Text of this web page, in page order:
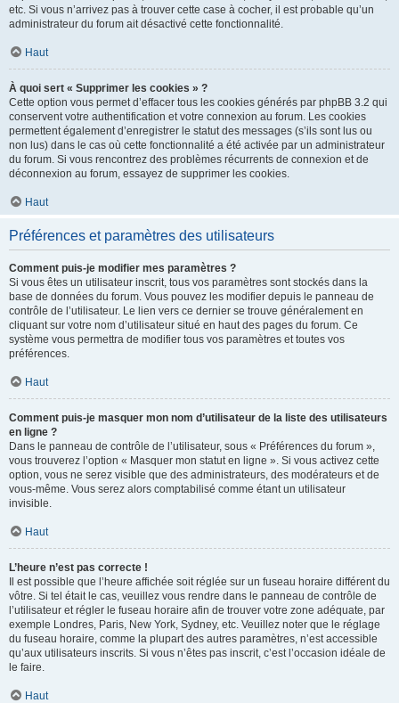
etc. Si vous n’arrivez pas à trouver cette case à cocher, il est probable qu’un
administrateur du forum ait désactivé cette fonctionnalité.
Haut
À quoi sert « Supprimer les cookies » ?
Cette option vous permet d’effacer tous les cookies générés par phpBB 3.2 qui
conservent votre authentification et votre connexion au forum. Les cookies
permettent également d’enregistrer le statut des messages (s’ils sont lus ou
non lus) dans le cas où cette fonctionnalité a été activée par un administrateur
du forum. Si vous rencontrez des problèmes récurrents de connexion et de
déconnexion au forum, essayez de supprimer les cookies.
Haut
Préférences et paramètres des utilisateurs
Comment puis-je modifier mes paramètres ?
Si vous êtes un utilisateur inscrit, tous vos paramètres sont stockés dans la
base de données du forum. Vous pouvez les modifier depuis le panneau de
contrôle de l’utilisateur. Le lien vers ce dernier se trouve généralement en
cliquant sur votre nom d’utilisateur situé en haut des pages du forum. Ce
système vous permettra de modifier tous vos paramètres et toutes vos
préférences.
Haut
Comment puis-je masquer mon nom d’utilisateur de la liste des utilisateurs
en ligne ?
Dans le panneau de contrôle de l’utilisateur, sous « Préférences du forum »,
vous trouverez l’option « Masquer mon statut en ligne ». Si vous activez cette
option, vous ne serez visible que des administrateurs, des modérateurs et de
vous-même. Vous serez alors comptabilisé comme étant un utilisateur
invisible.
Haut
L’heure n’est pas correcte !
Il est possible que l’heure affichée soit réglée sur un fuseau horaire différent du
vôtre. Si tel était le cas, veuillez vous rendre dans le panneau de contrôle de
l’utilisateur et régler le fuseau horaire afin de trouver votre zone adéquate, par
exemple Londres, Paris, New York, Sydney, etc. Veuillez noter que le réglage
du fuseau horaire, comme la plupart des autres paramètres, n’est accessible
qu’aux utilisateurs inscrits. Si vous n’êtes pas inscrit, c’est l’occasion idéale de
le faire.
Haut